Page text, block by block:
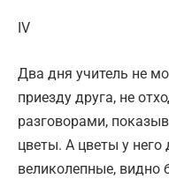
IV
Два дня учитель не
приезду друга, не
разговорами,
цветы. А цветы у него
великолепные, видно